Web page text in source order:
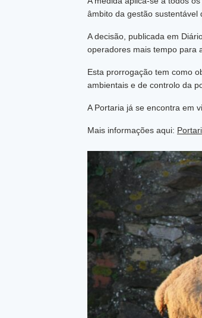
âmbito da gestão sustentável
A decisão, publicada em
operadores mais tempo para
Esta prorrogação tem como
ambientais e de controlo da
A Portaria já se encontra em
Mais informações aqui: